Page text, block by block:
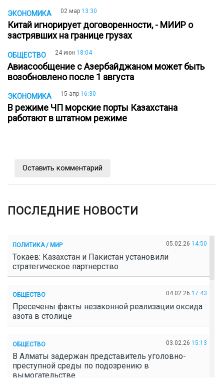
ЭКОНОМИКА 02 мар 13:30
Китай игнорирует договоренности, - МИИР о
застрявших на границе грузах
ОБЩЕСТВО 24 июн 18:04
Авиасообщение с Азербайджаном может быть
возобновлено после 1 августа
ЭКОНОМИКА 15 апр 16:30
В режиме ЧП морские порты Казахстана
работают в штатном режиме
Оставить комментарий
ПОСЛЕДНИЕ НОВОСТИ
ПОЛИТИКА / МИР 05.02.26 14:50
Токаев: Казахстан и Пакистан установили
стратегическое партнерство
ОБЩЕСТВО 04.02.26 17:43
Пресечены факты незаконной реализации оксида
азота в столице
ОБЩЕСТВО 03.02.26 15:13
В Алматы задержан представитель уголовно-
преступной среды по подозрению в
вымогательстве